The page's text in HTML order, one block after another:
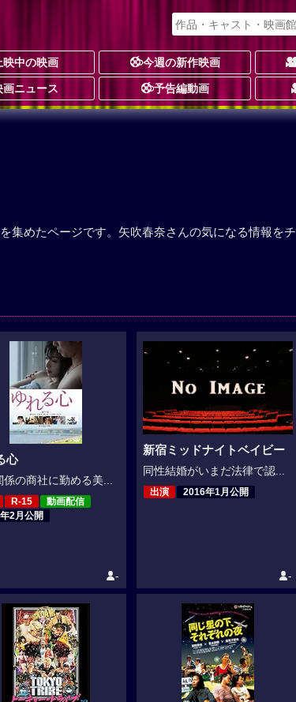
映中の映画 今週の新作映画
画ニュース 予告編動画
集めたページです。矢吹春奈さんの気になる情報をチ
心
係の商社に勤める美...
R-15
動画配信
2月公開
-
新宿ミッドナイトベイビー
同性結婚がいまだ法律で認...
出演 2016年1月公開
-